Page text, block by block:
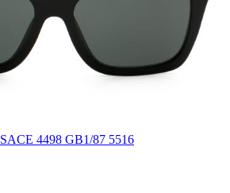
4498 GB1/87 5516